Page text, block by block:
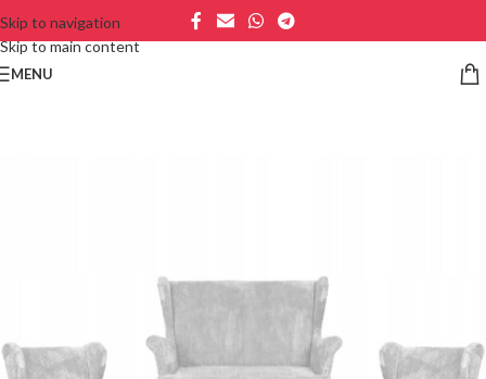
Skip to navigation
Skip to main content
MENU